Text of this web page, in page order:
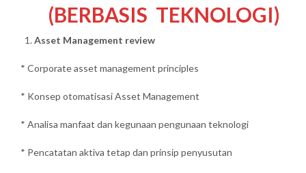
(BERBASIS TEKNOLOGI)
Asset Management review
* Corporate asset management principles
* Konsep otomatisasi Asset Management
* Analisa manfaat dan kegunaan pengunaan teknologi
* Pencatatan aktiva tetap dan prinsip penyusutan